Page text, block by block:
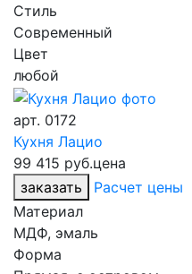
Стиль
Современный
Цвет
любой
арт. 0172
Кухня Лацио
99 415 руб.цена
заказать
Расчет цены
Материал
МДФ, эмаль
Форма